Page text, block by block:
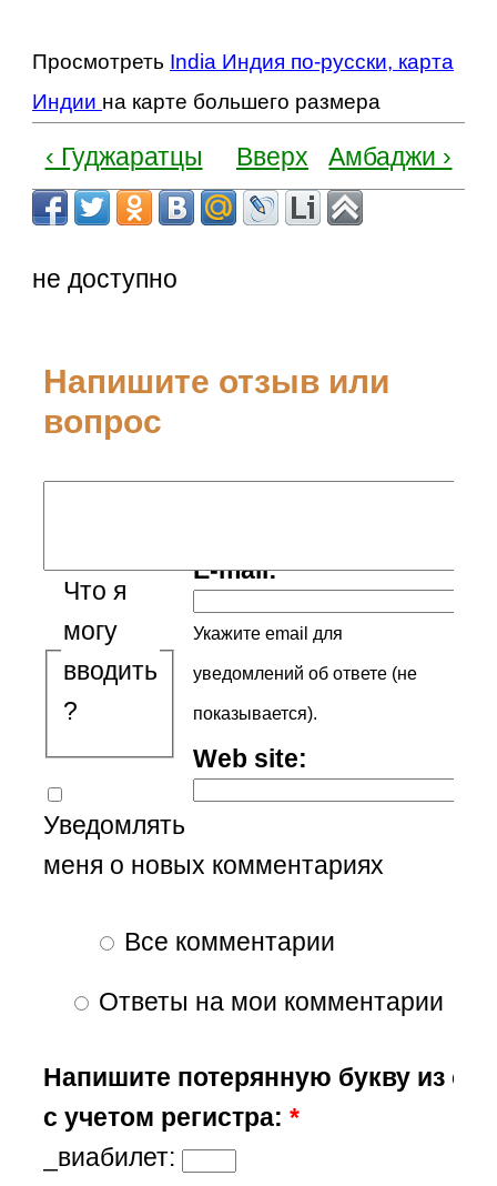
Просмотреть India Индия по-русски, карта
Индии на карте большего размера
‹ Гуджаратцы Вверх Амбаджи ›
не доступно
Напишите отзыв или
вопрос
E-mail:
Укажите email для
уведомлений об ответе (не
показывается).
Web site:
Что я
могу
вводить
?
Уведомлять
меня о новых комментариях
Все комментарии
Ответы на мои комментарии
Напишите потерянную букву из
с учетом регистра:*
_виабилет: